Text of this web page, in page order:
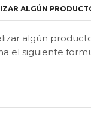
ALGÚN
algún
el siguiente